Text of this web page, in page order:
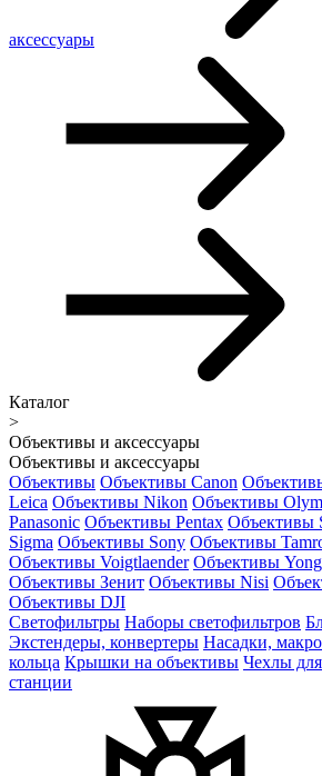
аксессуары
Каталог
>
Объективы и аксессуары
Объективы и аксессуары
Объективы Объективы Canon
Leica Объективы Nikon Объективы
Panasonic Объективы Pentax Объективы
Sigma Объективы Sony Объективы
Объективы Voigtlaender Объективы
Объективы Зенит Объективы Nisi
Объективы DJI
Светофильтры Наборы светофильтров
Экстендеры, конвертеры Насадки,
кольца Крышки на объективы Чехлы
станции